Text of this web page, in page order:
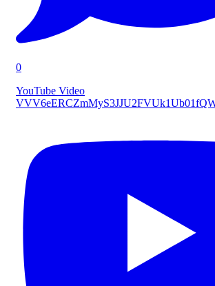
0
YouTube Video